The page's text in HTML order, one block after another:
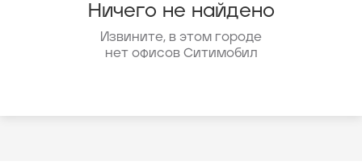
Ничего не найдено
Извините, в этом городе
нет офисов Ситимобил